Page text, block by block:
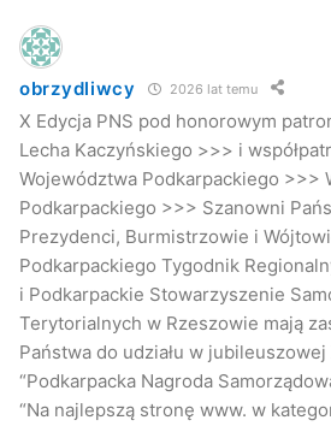
obrzydliwcy 2026 lat temu
X Edycja PNS pod honorowym
Lecha Kaczyńskiego >>> i
Województwa Podkarpackiego >>>
Podkarpackiego >>> Szanowni
Prezydenci, Burmistrzowie i
Podkarpackiego Tygodnik
i Podkarpackie Stowarzyszenie
Terytorialnych w Rzeszowie mają
Państwa do udziału w
“Podkarpacka Nagroda
“Na najlepszą stronę www. w